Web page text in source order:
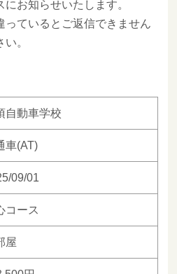
お知らせいたします。
ているとご返信できません
。
自動車学校
車(AT)
09/01
コース
屋